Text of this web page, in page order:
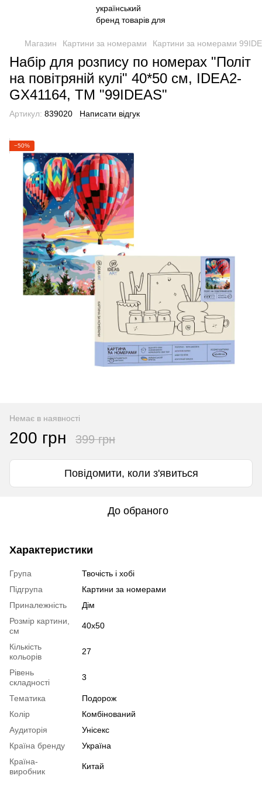
Магазин Картини за номерами Картини за номерами
Набір для розпису по номерах "Політ
на повітряній кулі" 40*50 см, IDEA2-
GX41164, ТМ "99IDEAS"
Артикул: 839020 Написати відгук
−50%
Немає в наявності
200 грн 399 грн
Повідомити, коли з'явиться
До обраного
Характеристики
Група
Твочість і хобі
Підгрупа
Картини за номерами
Приналежність
Дім
Розмір картини,
см
40х50
Кількість
кольорів
27
Рівень
складності
3
Тематика
Подорож
Колір
Комбінований
Аудиторія
Унісекс
Країна бренду
Україна
Країна-
виробник
Китай